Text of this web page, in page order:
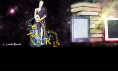
Aller
au
contenu